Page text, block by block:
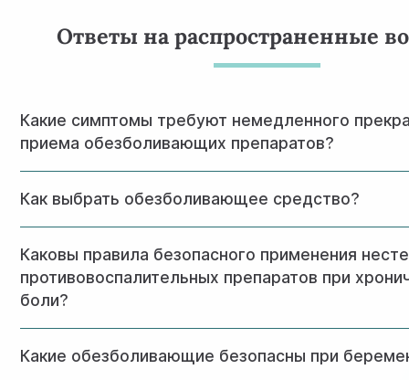
Ответы на распространенные
Какие симптомы требуют немедленного
приема обезболивающих препаратов?
затрудненного дыхания следует прекратить прием
Как выбрать обезболивающее средство?
заболеваний и принимаемых лекарств. Для
подойдут парацетамол или ибупрофен, при
НПВС, при невропатической боли могут потребоваться
препараты. Всегда консультируйтесь с врачом для
Каковы правила безопасного применения
противовоспалительных препаратов при
боли?
почек, использование минимальных эффективных доз
Какие обезболивающие безопасны при